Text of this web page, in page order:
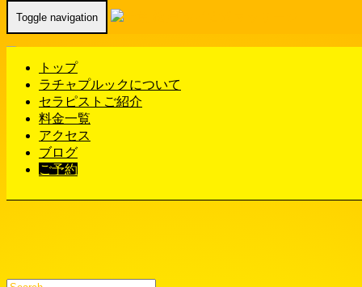
Toggle navigation
トップ
ラチャプルックについて
セラピストご紹介
料金一覧
アクセス
ブログ
ご予約
Home- ピン…
ピンピン(Pinpin)千葉 松戸 タイ古式マッサージ | ラチャプル
ック